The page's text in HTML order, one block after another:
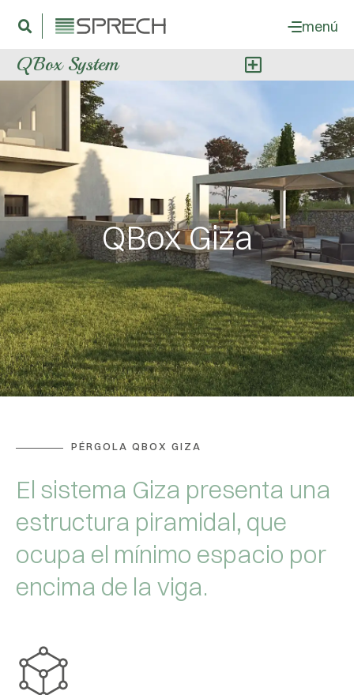
menú
QBox System
QBox Giza
PÉRGOLA QBOX GIZA
El sistema Giza presenta una
estructura piramidal, que
ocupa el mínimo espacio por
encima de la viga.